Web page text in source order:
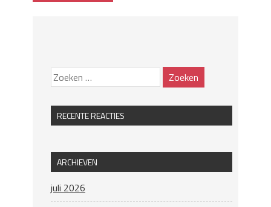
RECENTE REACTIES
ARCHIEVEN
juli 2026